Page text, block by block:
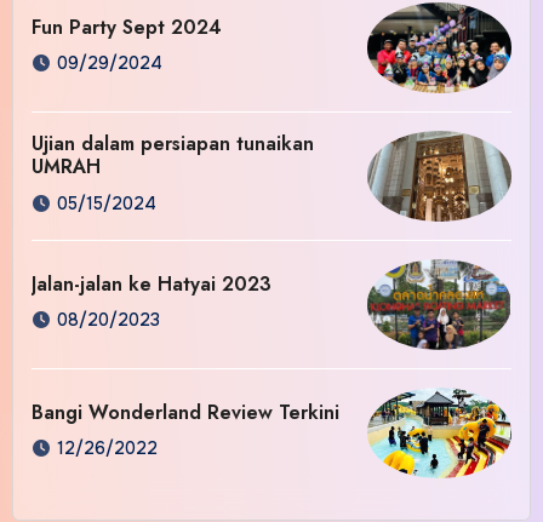
Fun Party Sept 2024
09/29/2024
Ujian dalam persiapan tunaikan
UMRAH
05/15/2024
Jalan-jalan ke Hatyai 2023
08/20/2023
Bangi Wonderland Review Terkini
12/26/2022